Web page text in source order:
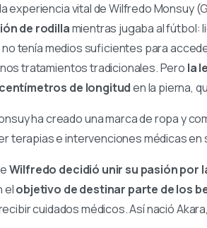
experiencia vital de Wilfredo Monsuy
de rodillamientras jugaba al fútbol:
no tenía medios suficientes para
tratamientos tradicionales. Pero la
de longituden la pierna,
ha creado una marca de ropa y
terapias e intervenciones médicas en
Wilfredo decidió unir su pasión por
elobjetivo de destinar parte de los
cuidados médicos. Así nació